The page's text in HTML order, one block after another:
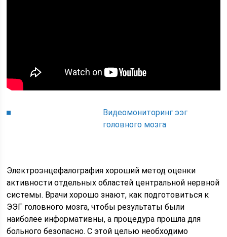
Видеомониторинг ээг
головного мозга
Электроэнцефалография хороший метод оценки
активности отдельных областей центральной нервной
системы. Врачи хорошо знают, как подготовиться к
ЭЭГ головного мозга, чтобы результаты были
наиболее информативны, а процедура прошла для
больного безопасно. С этой целью необходимо